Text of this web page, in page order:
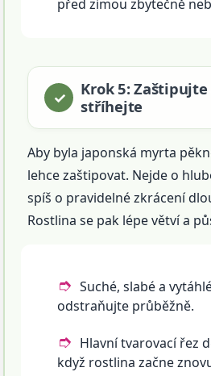
před zimou zbytečně
Krok 5: Zaštipujte
stříhejte
Aby byla japonská myrta
lehce zaštipovat. Nejde o
spíš o pravidelné zkrácení
Rostlina se pak lépe větví a
Suché, slabé a
odstraňujte průběžně.
Hlavní tvarovací řez
když rostlina začne